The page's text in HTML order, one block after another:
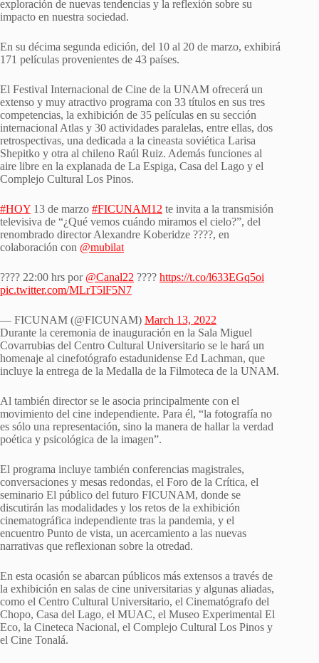
exploración de nuevas tendencias y la reflexión sobre su
impacto en nuestra sociedad.
En su décima segunda edición, del 10 al 20 de marzo, exhibirá
171 películas provenientes de 43 países.
El Festival Internacional de Cine de la UNAM ofrecerá un
extenso y muy atractivo programa con 33 títulos en sus tres
competencias, la exhibición de 35 películas en su sección
internacional Atlas y 30 actividades paralelas, entre ellas, dos
retrospectivas, una dedicada a la cineasta soviética Larisa
Shepitko y otra al chileno Raúl Ruiz. Además funciones al
aire libre en la explanada de La Espiga, Casa del Lago y el
Complejo Cultural Los Pinos.
#HOY 13 de marzo #FICUNAM12 te invita a la transmisión
televisiva de “¿Qué vemos cuándo miramos el cielo?”, del
renombrado director Alexandre Koberidze ????, en
colaboración con @mubilat
???? 22:00 hrs por @Canal22 ???? https://t.co/l633EGq5oi
pic.twitter.com/MLrT5lF5N7
— FICUNAM (@FICUNAM) March 13, 2022
Durante la ceremonia de inauguración en la Sala Miguel
Covarrubias del Centro Cultural Universitario se le hará un
homenaje al cinefotógrafo estadunidense Ed Lachman, que
incluye la entrega de la Medalla de la Filmoteca de la UNAM.
Al también director se le asocia principalmente con el
movimiento del cine independiente. Para él, “la fotografía no
es sólo una representación, sino la manera de hallar la verdad
poética y psicológica de la imagen”.
El programa incluye también conferencias magistrales,
conversaciones y mesas redondas, el Foro de la Crítica, el
seminario El público del futuro FICUNAM, donde se
discutirán las modalidades y los retos de la exhibición
cinematográfica independiente tras la pandemia, y el
encuentro Punto de vista, un acercamiento a las nuevas
narrativas que reflexionan sobre la otredad.
En esta ocasión se abarcan públicos más extensos a través de
la exhibición en salas de cine universitarias y algunas aliadas,
como el Centro Cultural Universitario, el Cinematógrafo del
Chopo, Casa del Lago, el MUAC, el Museo Experimental El
Eco, la Cineteca Nacional, el Complejo Cultural Los Pinos y
el Cine Tonalá.